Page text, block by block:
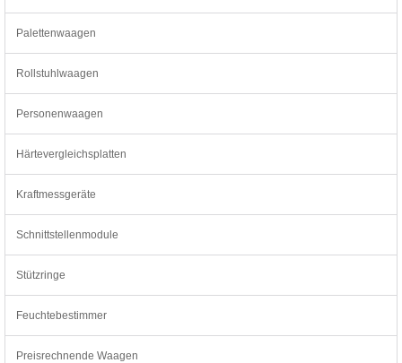
Palettenwaagen
Rollstuhlwaagen
Personenwaagen
Härtevergleichsplatten
Kraftmessgeräte
Schnittstellenmodule
Stützringe
Feuchtebestimmer
Preisrechnende Waagen